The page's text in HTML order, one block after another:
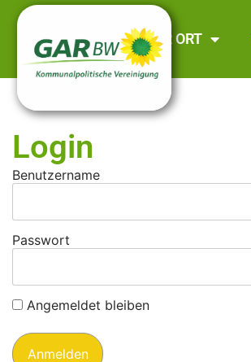
GAR BW VOR ORT
Login
Benutzername
Passwort
Angemeldet bleiben